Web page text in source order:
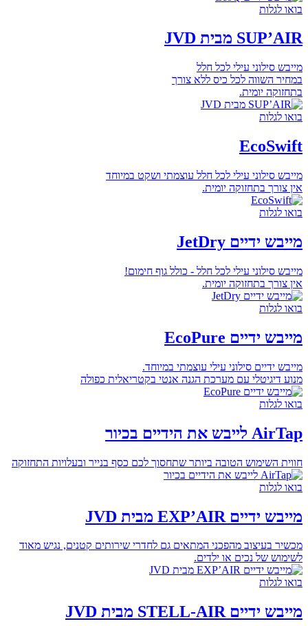
בואו לגלות
SUP’AIR מבית JVD
מייבש סילוני עילי לכל חלל
במחיר השווה לכל כיס ללא צורך
בתחזוקה יומית.
בואו לגלות
EcoSwift
מייבש סילוני עילי לכל חלל עוצמתי ושקט במיוחד
אין צורך בתחזוקה יומית.
בואו לגלות
מייבש ידיים JetDry
מייבש סילוני עילי לכל חלל - כולל גוף חימום!
אין צורך בתחזוקה יומית.
בואו לגלות
מייבש ידיים EcoPure
מייבש ידיים סילוני עילי עוצמתי במיוחד.
מנוע דיגיטלי עם מערכת הגנה אנטי בקטריאלית כפולה
בואו לגלות
AirTap לייבש את הידיים בכיור
חווית השימוש הטובה ביותר שתחסוך לכם כסף בנייר ובעלויות התחזוקה
בואו לגלות
מייבש ידיים EXP’AIR מבית JVD
מכשיר בעיצוב מהפכני המתאים גם לחדרי שירותים קטנים, נגיש מאוד
לשימוש של נכים או ילדים.
בואו לגלות
מייבש ידיים STELL-AIR מבית JVD